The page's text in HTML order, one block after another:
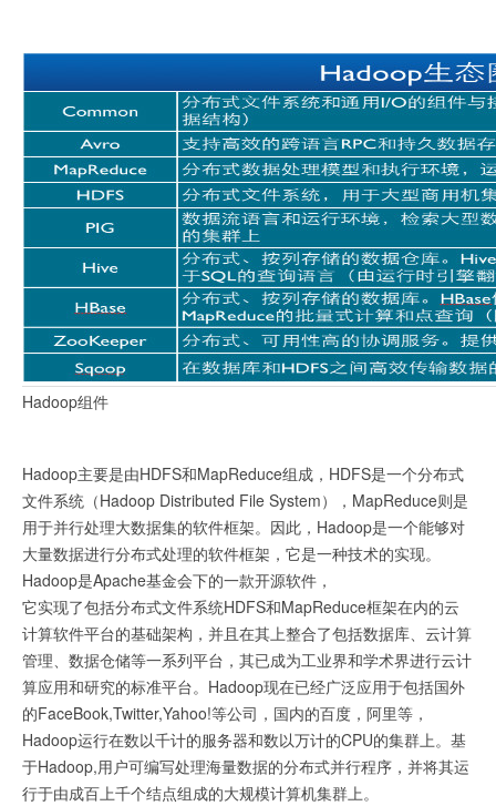
Hadoop组件
Hadoop主要是由HDFS和MapReduce组成，HDFS是一个分布式
文件系统（Hadoop Distributed File System），MapReduce则是
用于并行处理大数据集的软件框架。因此，Hadoop是一个能够对
大量数据进行分布式处理的软件框架，它是一种技术的实现。
Hadoop是Apache基金会下的一款开源软件，
它实现了包括分布式文件系统HDFS和MapReduce框架在内的云
计算软件平台的基础架构，并且在其上整合了包括数据库、云计算
管理、数据仓储等一系列平台，其已成为工业界和学术界进行云计
算应用和研究的标准平台。Hadoop现在已经广泛应用于包括国外
的FaceBook,Twitter,Yahoo!等公司，国内的百度，阿里等，
Hadoop运行在数以千计的服务器和数以万计的CPU的集群上。基
于Hadoop,用户可编写处理海量数据的分布式并行程序，并将其运
行于由成百上千个结点组成的大规模计算机集群上。